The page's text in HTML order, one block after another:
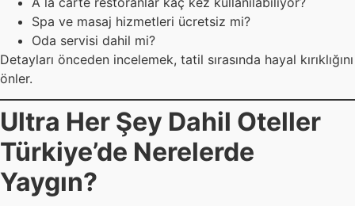
Spa ve masaj hizmetleri ücretsiz mi?
Oda servisi dahil mi?
Detayları önceden incelemek, tatil sırasında hayal kırıklığını
önler.
Ultra Her Şey Dahil Oteller
Türkiye’de Nerelerde
Yaygın?